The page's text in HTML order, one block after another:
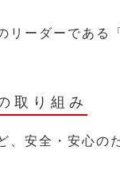
ーダーである
取り組み
安全・安心の